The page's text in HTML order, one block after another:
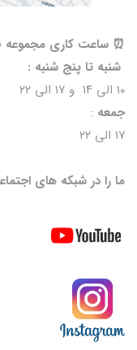
⏰️ ساعت کاری مجموعه
شنبه تا پنج شنبه :
۱۰ الی ۱۴ و ۱۷ الی ۲۲
جمعه :
۱۷ الی ۲۲
ما را در شبکه های